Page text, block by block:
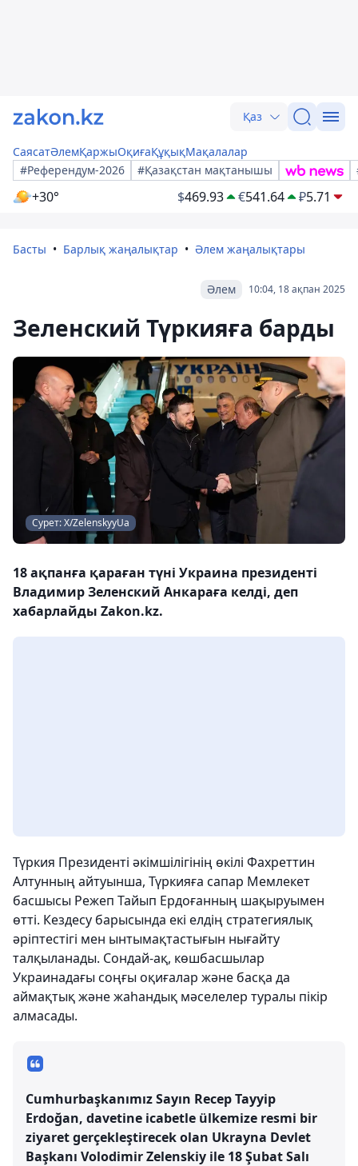
Қаз
СаясатӘлемҚаржыОқиғаҚұқықМақалалар
#Референдум-2026
#Қазақстан мақтанышы
+30° $469.93 €541.64 ₽5.71
Басты Барлық жаңалықтар Әлем жаңалықтары
10:04, 18 ақпан 2025
Әлем
Зеленский Түркияға барды
Сурет: Х/ZelenskyyUa
18 ақпанға қараған түні Украина президенті
Владимир Зеленский Анкараға келді, деп
хабарлайды Zakon.kz.
Түркия Президенті әкімшілігінің өкілі Фахреттин
Алтунның айтуынша, Түркияға сапар Мемлекет
басшысы Режеп Тайып Ердоғанның шақыруымен
өтті. Кездесу барысында екі елдің стратегиялық
әріптестігі мен ынтымақтастығын нығайту
талқыланады. Сондай-ақ, көшбасшылар
Украинадағы соңғы оқиғалар және басқа да
аймақтық және жаһандық мәселелер туралы пікір
алмасады.
Cumhurbaşkanımız Sayın Recep Tayyip
Erdoğan, davetine icabetle ülkemize resmi bir
ziyaret gerçekleştirecek olan Ukrayna Devlet
Başkanı Volodimir Zelenskiy ile 18 Şubat Salı